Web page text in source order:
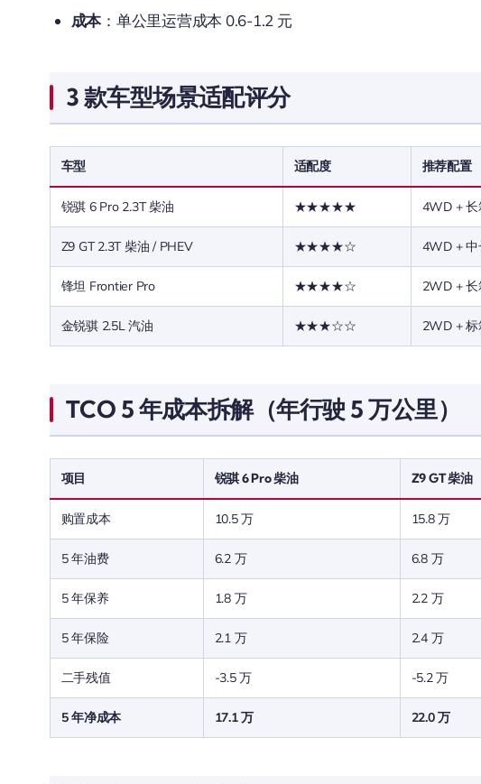
成本：单公里运营成本 0.6-1.2 元
3 款车型场景适配评分
车型 适配度 推荐配置
锐骐 6 Pro 2.3T 柴油 ★★★★★ 4WD + 长
Z9 GT 2.3T 柴油 / PHEV ★★★★☆ 4WD + 中
锋坦 Frontier Pro ★★★★☆ 2WD + 长
金锐骐 2.5L 汽油 ★★★☆☆ 2WD +
TCO 5 年成本拆解（年行驶 5 万公里）
项目 锐骐 6 Pro 柴油 Z9 GT 柴油
购置成本 10.5 万 15.8 万
5 年油费 6.2 万 6.8 万
5 年保养 1.8 万 2.2 万
5 年保险 2.1 万 2.4 万
二手残值 -3.5 万 -5.2 万
5 年净成本 17.1 万 22.0 万